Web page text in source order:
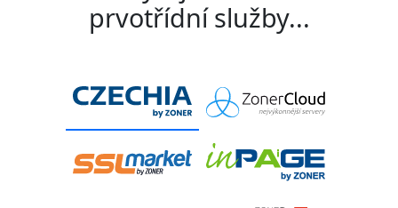
prvotřídní služby...